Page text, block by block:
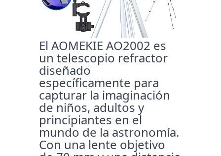
El AOMEKIE AO2002 es
un telescopio refractor
diseñado
específicamente para
capturar la imaginación
de niños, adultos y
principiantes en el
mundo de la astronomía.
Con una lente objetivo